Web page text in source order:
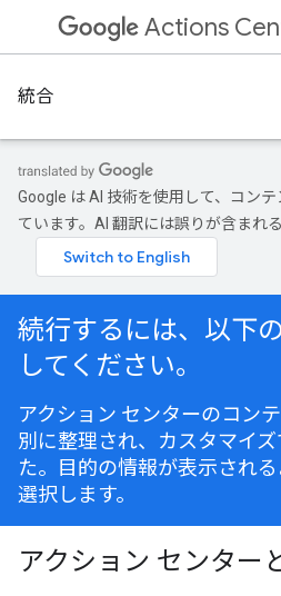
Actions
統合
Google は AI 技術を使用して、コン
ています。AI 翻訳には誤りが含まれ
続行するには、以下
してください。
アクション センターのコン
別に整理され、カスタマイ
た。目的の情報が表示され
選択します。
アクション センター